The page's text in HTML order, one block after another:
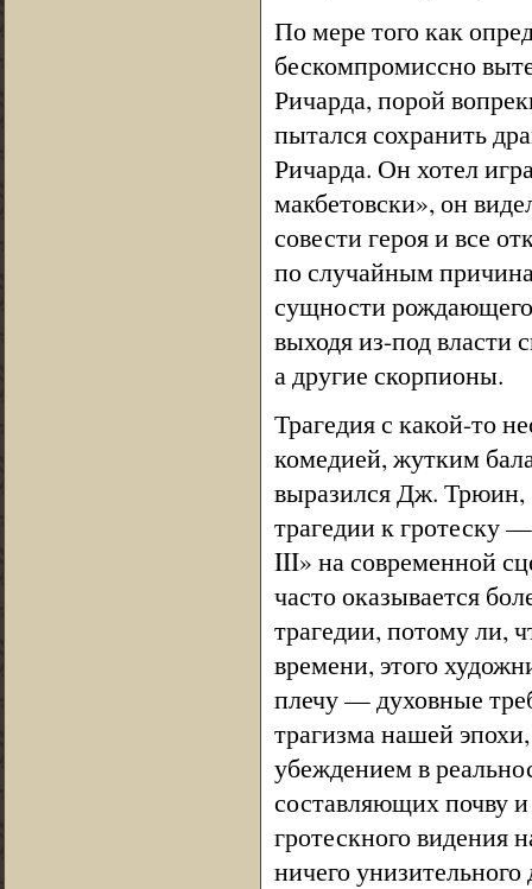
По мере того как
бескомпромиссно
Ричарда, порой
пытался сохранить
Ричарда. Он хотел
макбетовски», он
совести героя и все
по случайным
сущности
выходя из-под власти
а другие скорпионы.
Трагедия с какой-то
комедией, жутким
выразился Дж. Трюин,
трагедии к гротеску
III» на современной
часто оказывается
трагедии, потому ли,
времени, этого
плечу — духовные
трагизма нашей
убеждением в
составляющих почву
гротескного видения
ничего